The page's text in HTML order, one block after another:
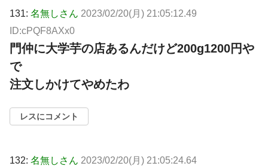
131: 名無しさん 2023/02/20(月) 21:05:12.49
ID:cPQF8AXx0
門仲に大学芋の店あるんだけど200g1200円や
で
注文しかけてやめたわ
レスにコメント
132: 名無しさん 2023/02/20(月) 21:05:24.64